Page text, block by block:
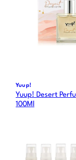
Yuup!
Yuup! Desert
100Ml